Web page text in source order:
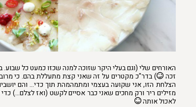
האורחים שלי (וגם בעלי היקר שזוכה למנה שכזו כמעט כל שבוע.
זכה
) בדר"כ מקטרים על זה שאני קצת מתעללת בהם. כי
הצלחת הזו, אני שקועה בעצמי ומתמהמהת תוך כדי… והם
מזילים ריר ורק מחכים שאני כבר אסיים לקשט (ואז לצלם…)
לאכול אותה